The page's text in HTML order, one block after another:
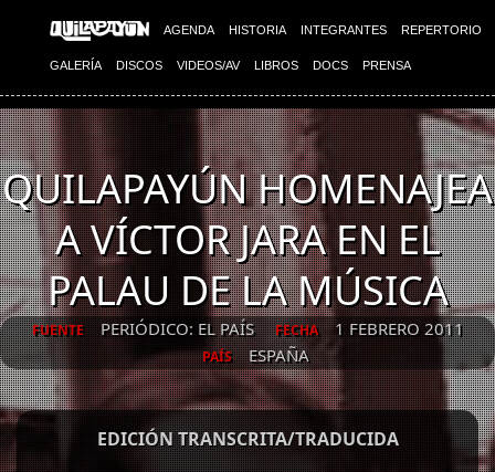
AGENDA HISTORIA INTEGRANTES REPERTORIO
GALERÍA DISCOS VIDEOS/AV LIBROS DOCS PRENSA
QUILAPAYÚN HOMENAJEA
A VÍCTOR JARA EN EL
PALAU DE LA MÚSICA
FUENTE PERIÓDICO: EL PAÍS FECHA 1 FEBRERO 2011
PAÍS ESPAÑA
EDICIÓN TRANSCRITA/TRADUCIDA